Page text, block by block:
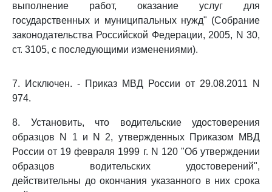
выполнение работ, оказание услуг для
государственных и муниципальных нужд" (Собрание
законодательства Российской Федерации, 2005, N 30,
ст. 3105, с последующими изменениями).
7. Исключен. - Приказ МВД России от 29.08.2011 N
974.
8. Установить, что водительские удостоверения
образцов N 1 и N 2, утвержденных Приказом МВД
России от 19 февраля 1999 г. N 120 "Об утверждении
образцов водительских удостоверений",
действительны до окончания указанного в них срока